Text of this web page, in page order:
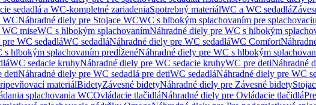
sedadlá a WC-kompletné zariadeniaSpotrebný materiálWC a WC sedadlá
WCNáhradné diely pre Stojace WCWC s hlbokým splachovaním pre
WC miseWC s hlbokým splachovanímNáhradné diely pre WC s hlbokým
WC sedadláWC sedadláNáhradné diely pre WC sedadláWC Comfort
s hlbokým splachovaním predĺženéNáhradné diely pre WC s hlbokým
WC sedacie kruhyNáhradné diely pre WC sedacie kruhyWC pre detiNáhradné
detiNáhradné diely pre WC sedadlá pre detiWC sedadláNáhradné diely pre WC
materiálBidetyZávesné bidetyNáhradné diely pre Závesné bidety
splachovania WCOvládacie tlačidláNáhradné diely pre Ovládacie tlačidlá